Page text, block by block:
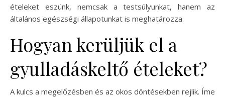
ételeket eszünk, nemcsak a testsúlyunkat, hanem az
általános egészségi állapotunkat is meghatározza.
Hogyan kerüljük el a
gyulladáskeltő ételeket?
A kulcs a megelőzésben és az okos döntésekben rejlik. Íme